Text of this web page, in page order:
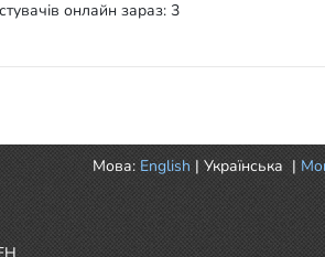
онлайн зараз: 3
Мова: English | Українська |